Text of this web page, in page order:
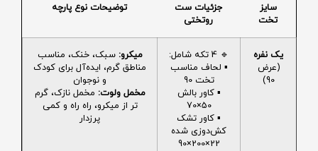
سایز
تخت
جزئیات ست
روتختی
توضیحات نوع پارچه
یک نفره
(عرض
90)
🔹 4 تکه شامل:
▪️ لحاف مناسب
تخت 90
▪️ کاور بالش
50×70
▪️ کاور تشک
کش‌دوزی شده
22×200×90
میکرو: سبک، خنک، مناسب
مناطق گرم، ایده‌آل برای کودک
و نوجوان
مخمل ولوت: مخمل نازک، گرم
تر از میکرو، راه راه و کمی
پرزدار